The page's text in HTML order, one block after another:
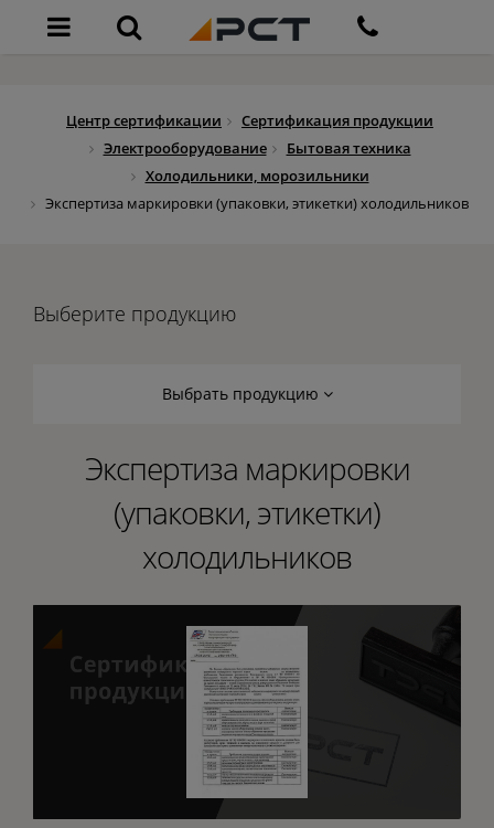
Центр сертификации
Сертификация продукции
Электрооборудование
Бытовая техника
Холодильники, морозильники
Экспертиза маркировки (упаковки, этикетки) холодильников
Выберите продукцию
Выбрать продукцию
Экспертиза маркировки
(упаковки, этикетки)
холодильников